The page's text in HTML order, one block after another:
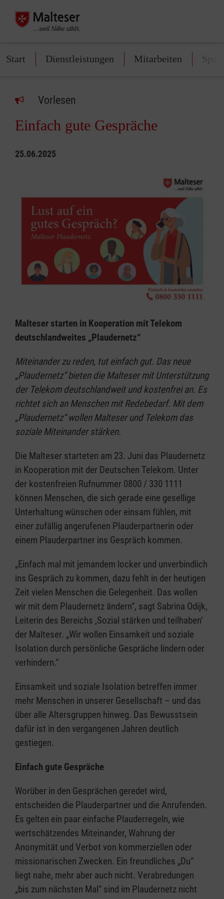
Start Dienstleistungen Mitarbeiten
Vorlesen
Einfach gute Gespräche
25.06.2025
Malteser starten in Kooperation mit Telekom
deutschlandweites „Plaudernetz“
Miteinander zu reden, tut einfach gut. Das neue
„Plaudernetz“ bieten die Malteser mit Unterstützung
der Telekom deutschlandweit und kostenfrei an. Es
richtet sich an Menschen mit Redebedarf. Mit dem
„Plaudernetz“ wollen Malteser und Telekom das
soziale Miteinander stärken.
Die Malteser starteten am 23. Juni das Plaudernetz
in Kooperation mit der Deutschen Telekom. Unter
der kostenfreien Rufnummer 0800 / 330 1111
können Menschen, die sich gerade eine gesellige
Unterhaltung wünschen oder einsam fühlen, mit
einer zufällig angerufenen Plauderpartnerin oder
einem Plauderpartner ins Gespräch kommen.
„Einfach mal mit jemandem locker und unverbindlich
ins Gespräch zu kommen, dazu fehlt in der heutigen
Zeit vielen Menschen die Gelegenheit. Das wollen
wir mit dem Plaudernetz ändern“, sagt Sabrina Odijk,
Leiterin des Bereichs ‚Sozial stärken und teilhaben‘
der Malteser. „Wir wollen Einsamkeit und soziale
Isolation durch persönliche Gespräche lindern oder
verhindern.“
Einsamkeit und soziale Isolation betreffen immer
mehr Menschen in unserer Gesellschaft – und das
über alle Altersgruppen hinweg. Das Bewusstsein
dafür ist in den vergangenen Jahren deutlich
gestiegen.
Einfach gute Gespräche
Worüber in den Gesprächen geredet wird,
entscheiden die Plauderpartner und die Anrufenden.
Es gelten ein paar einfache Plauderregeln, wie
wertschätzendes Miteinander, Wahrung der
Anonymität und Verbot von kommerziellen oder
missionarischen Zwecken. Ein freundliches „Du“
liegt nahe, mehr aber auch nicht. Verabredungen
„bis zum nächsten Mal“ sind im Plaudernetz nicht